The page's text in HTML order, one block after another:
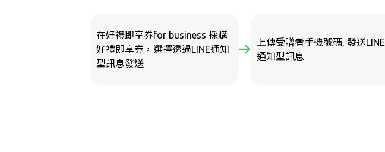
在好禮即享券for business 採購
好禮即享券，選擇透過LINE通知
型訊息發送
上傳受贈者手機號碼, 發送LINE
通知型訊息